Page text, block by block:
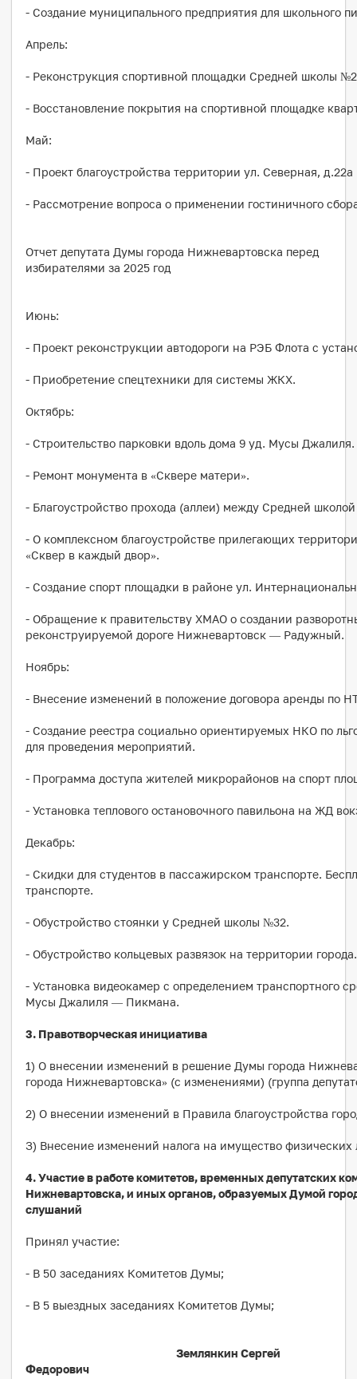
- Создание муниципального предприятия для школьного
Апрель:
- Реконструкция спортивной площадки Средней школы
- Восстановление покрытия на спортивной площадке
Май:
- Проект благоустройства территории ул. Северная,
- Рассмотрение вопроса о применении гостиничного
Отчет депутата Думы города Нижневартовска перед
избирателями за 2025 год
Июнь:
- Проект реконструкции автодороги на РЭБ Флота с
- Приобретение спецтехники для системы ЖКХ.
Октябрь:
- Строительство парковки вдоль дома 9 уд. Мусы Джалиля.
- Ремонт монумента в «Сквере матери».
- Благоустройство прохода (аллеи) между Средней
- О комплексном благоустройстве прилегающих
«Сквер в каждый двор».
- Создание спорт площадки в районе ул.
- Обращение к правительству ХМАО о создании
реконструируемой дороге Нижневартовск — Радужный.
Ноябрь:
- Внесение изменений в положение договора аренды по
- Создание реестра социально ориентируемых НКО по
для проведения мероприятий.
- Программа доступа жителей микрорайонов на спорт
- Установка теплового остановочного павильона на ЖД
Декабрь:
- Скидки для студентов в пассажирском транспорте.
транспорте.
- Обустройство стоянки у Средней школы №32.
- Обустройство кольцевых развязок на территории города.
- Установка видеокамер с определением транспортного
Мусы Джалиля — Пикмана.
3. Правотворческая инициатива
1) О внесении изменений в решение Думы города
города Нижневартовска» (с изменениями) (группа
2) О внесении изменений в Правила благоустройства
З) Внесение изменений налога на имущество физических
4. Участие в работе комитетов, временных депутатских
Нижневартовска, и иных органов, образуемых Думой
слушаний
Принял участие:
- В 50 заседаниях Комитетов Думы;
- В 5 выездных заседаниях Комитетов Думы;
Землянкин Сергей
Федорович